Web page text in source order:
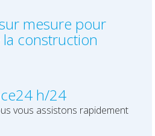
mesure pour
construction
24 h/24
vous assistons rapidement